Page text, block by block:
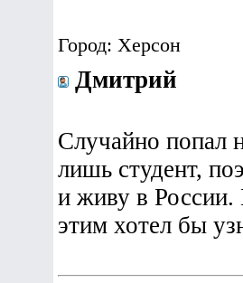
Город: Херсон
Дмитрий
Случайно попал
лишь студент,
и живу в России.
этим хотел бы